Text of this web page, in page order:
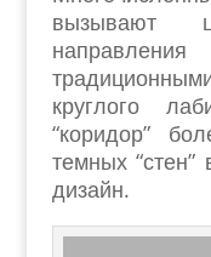
вызывают
круглого
“коридор”
темных
дизайн.